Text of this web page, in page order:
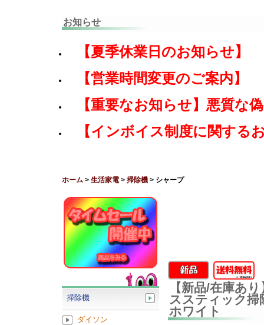
お知らせ
【夏季休業日のお知らせ】
【営業時間変更のご案内】
【重要なお知らせ】悪質な
【インボイス制度に関する
ホーム > 生活家電 > 掃除機 > シャープ
【新品/在庫あ
ススティック
ホワイト
掃除機
ダイソン